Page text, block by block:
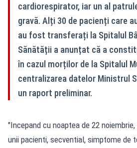
cardiorespirator, iar un al
gravă. Alți 30 de pacienți care
au fost transferați la Spitalul
Sănătății a anunțat că a
în cazul morților de la Spitalul
centralizarea datelor Ministrul
un raport preliminar.
"Incepand cu noaptea de 22
unii pacienti, secvential, simptome de